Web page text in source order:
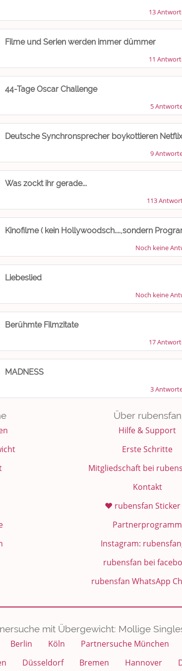
13
Filme und Serien werden immer dümmer
11
44-Tage Oscar Challenge
5
Deutsche Synchronsprecher boykottieren Netflix
9
Was zockt ihr gerade...
113
Kinofilme ( kein Hollywoodsch....,sondern
Noch keine
Liebeslied
Noch keine
Berühmte Filmzitate
17
MADNESS
3
Über rubensfan
Hilfe & Support
Erste Schritte
Mitgliedschaft bei
Kontakt
❤️ rubensfan
Partnerprogramm
Instagram:
rubensfan bei
rubensfan WhatsApp
mit Übergewicht: Mollige
Berlin Köln Partnersuche München
Düsseldorf Bremen Hannover